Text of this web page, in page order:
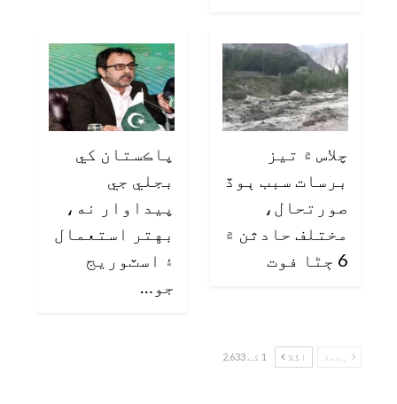
چلاس ۾ تيز
برسات سبب ٻوڏ
صورتحال،
مختلف حادثن ۾
6 ڄڻا فوت
پاڪستان کي
بجلي جي
پيداوار نه،
بهتر استعمال
۽ اسٽوريج
جو…
پچھلا اگلا 1 کے 2,633